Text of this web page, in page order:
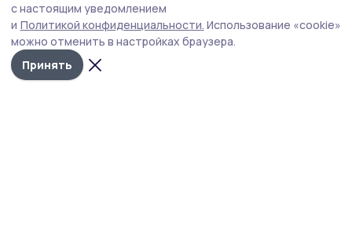
с настоящим уведомлением
и Политикой конфиденциальности. Использование «cookie»
можно отменить в настройках браузера.
Принять